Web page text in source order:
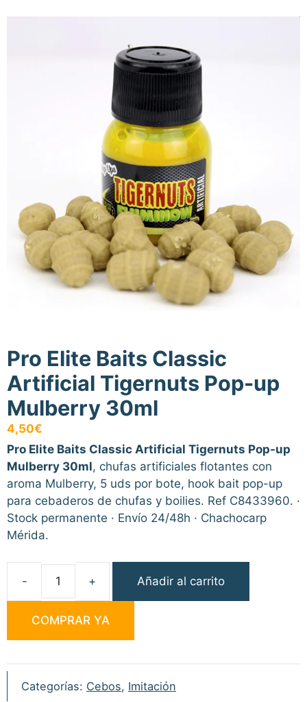
Pro Elite Baits Classic
Artificial Tigernuts Pop-up
Mulberry 30ml
4,50€
Pro Elite Baits Classic Artificial Tigernuts Pop-up
Mulberry 30ml, chufas artificiales flotantes con
aroma Mulberry, 5 uds por bote, hook bait pop-up
para cebaderos de chufas y boilies. Ref C8433960. ·
Stock permanente · Envío 24/48h · Chachocarp
Mérida.
Elite
Baits
Classic
Pop-
Añadir al carrito
COMPRAR YA
Categorías: Cebos, Imitación